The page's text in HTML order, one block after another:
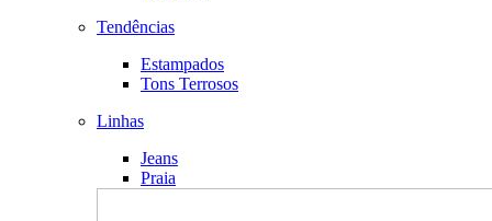
Tendências
Estampados
Tons Terrosos
Linhas
Jeans
Praia